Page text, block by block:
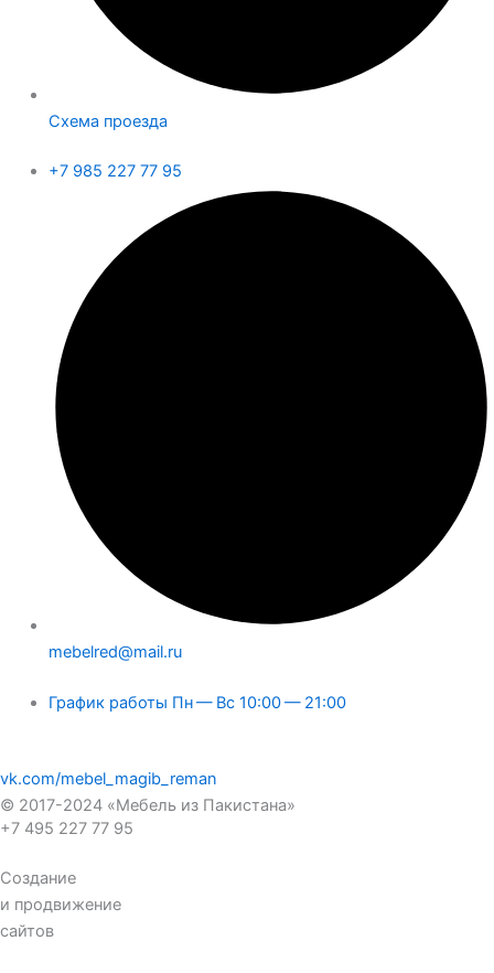
Схема проезда
+7 985 227 77 95
mebelred@mail.ru
График работы Пн — Вс 10:00 — 21:00
vk.com/mebel_magib_reman
© 2017-2024 «Мебель из Пакистана»
+7 495 227 77 95
Создание
и продвижение
сайтов